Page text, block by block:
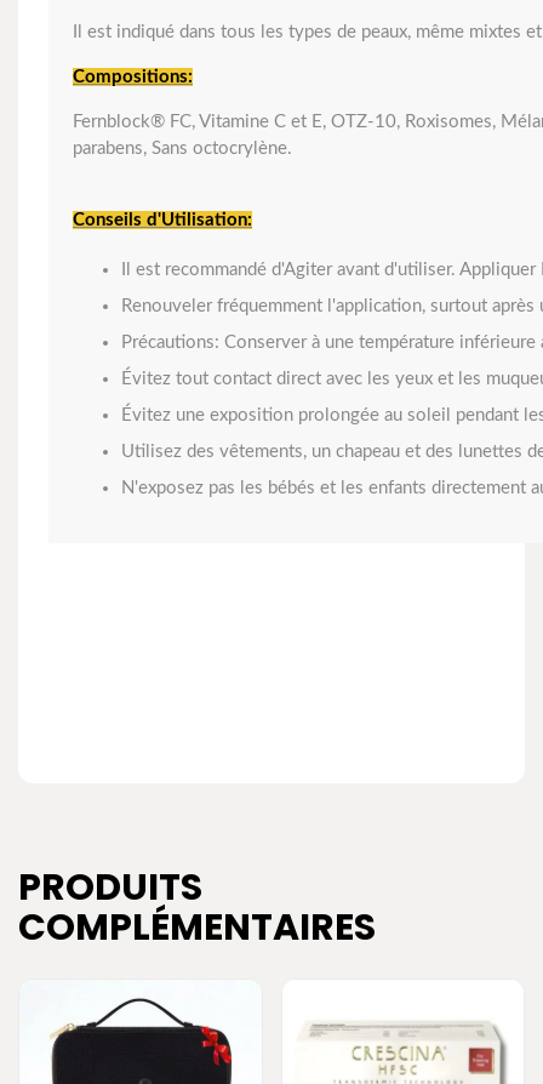
Il est indiqué dans tous les types de peaux, même mixtes
Compositions:
Fernblock® FC, Vitamine C et E, OTZ-10, Roxisomes,
parabens, Sans octocrylène.
Conseils d'Utilisation:
Il est recommandé d'Agiter avant d'utiliser.
Renouveler fréquemment l'application, surtout
Précautions: Conserver à une température inférieure
Évitez tout contact direct avec les yeux et les
Évitez une exposition prolongée au soleil pendant
Utilisez des vêtements, un chapeau et des lunettes
N'exposez pas les bébés et les enfants directement
PRODUITS
COMPLÉMENTAIRES